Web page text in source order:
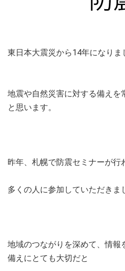
東日本大震災から14年になりま
地震や自然災害に対する備えを
と思います。
昨年、札幌で防震セミナーが行
多くの人に参加していただきま
地域のつながりを深めて、情報
備えにとても大切だと